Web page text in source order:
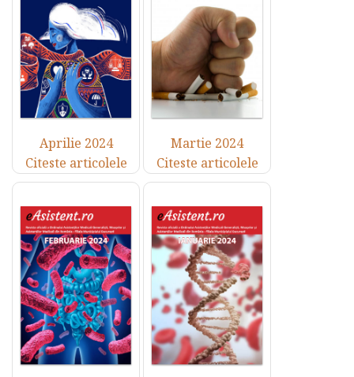
Aprilie 2024
Citeste articolele
Martie 2024
Citeste articolele